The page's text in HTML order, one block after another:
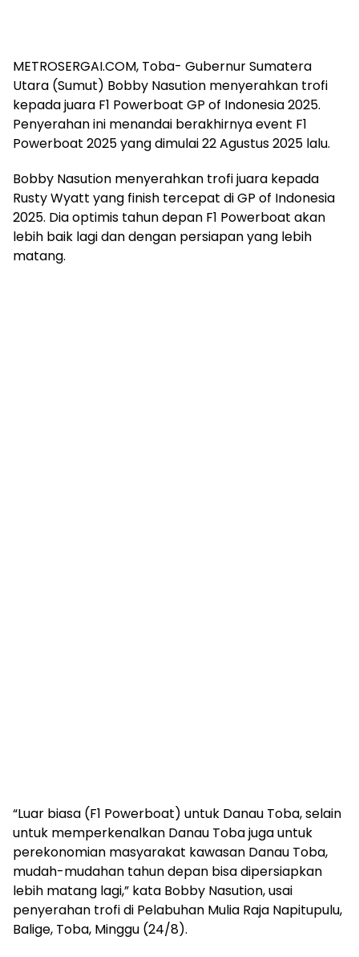
METROSERGAI.COM, Toba- Gubernur Sumatera
Utara (Sumut) Bobby Nasution menyerahkan trofi
kepada juara F1 Powerboat GP of Indonesia 2025.
Penyerahan ini menandai berakhirnya event F1
Powerboat 2025 yang dimulai 22 Agustus 2025 lalu.
Bobby Nasution menyerahkan trofi juara kepada
Rusty Wyatt yang finish tercepat di GP of Indonesia
2025. Dia optimis tahun depan F1 Powerboat akan
lebih baik lagi dan dengan persiapan yang lebih
matang.
“Luar biasa (F1 Powerboat) untuk Danau Toba, selain
untuk memperkenalkan Danau Toba juga untuk
perekonomian masyarakat kawasan Danau Toba,
mudah-mudahan tahun depan bisa dipersiapkan
lebih matang lagi,” kata Bobby Nasution, usai
penyerahan trofi di Pelabuhan Mulia Raja Napitupulu,
Balige, Toba, Minggu (24/8).